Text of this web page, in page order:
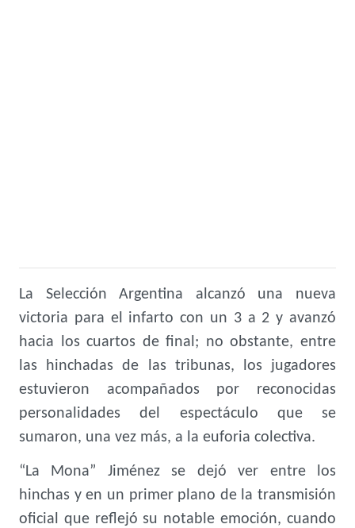
La Selección Argentina alcanzó una nueva
victoria para el infarto con un 3 a 2 y avanzó
hacia los cuartos de final; no obstante, entre
las hinchadas de las tribunas, los jugadores
estuvieron acompañados por reconocidas
personalidades del espectáculo que se
sumaron, una vez más, a la euforia colectiva.
“La Mona” Jiménez se dejó ver entre los
hinchas y en un primer plano de la transmisión
oficial que reflejó su notable emoción, cuando